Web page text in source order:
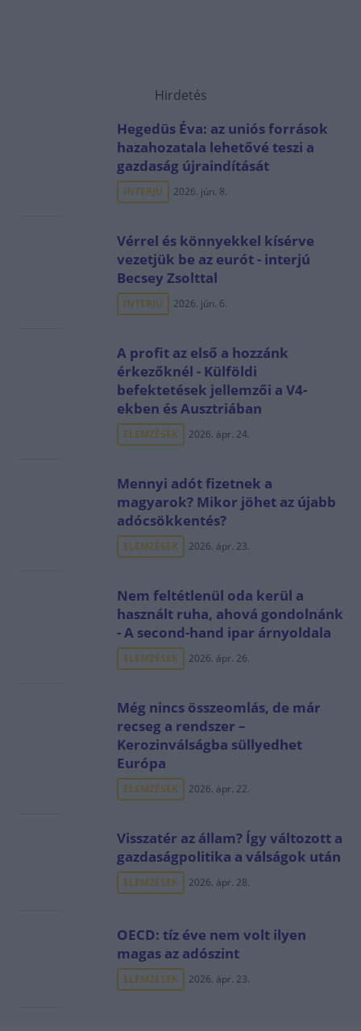
Hirdetés
Hegedüs Éva: az uniós források
hazahozatala lehetővé teszi a
gazdaság újraindítását
INTERJÚ 2026. jún. 8.
Vérrel és könnyekkel kísérve
vezetjük be az eurót - interjú
Becsey Zsolttal
INTERJÚ 2026. jún. 6.
A profit az első a hozzánk
érkezőknél - Külföldi
befektetések jellemzői a V4-
ekben és Ausztriában
ELEMZÉSEK 2026. ápr. 24.
Mennyi adót fizetnek a
magyarok? Mikor jöhet az újabb
adócsökkentés?
ELEMZÉSEK 2026. ápr. 23.
Nem feltétlenül oda kerül a
használt ruha, ahová gondolnánk
- A second-hand ipar árnyoldala
ELEMZÉSEK 2026. ápr. 26.
Még nincs összeomlás, de már
recseg a rendszer –
Kerozinválságba süllyedhet
Európa
ELEMZÉSEK 2026. ápr. 22.
Visszatér az állam? Így változott a
gazdaságpolitika a válságok után
ELEMZÉSEK 2026. ápr. 28.
OECD: tíz éve nem volt ilyen
magas az adószint
ELEMZÉSEK 2026. ápr. 23.